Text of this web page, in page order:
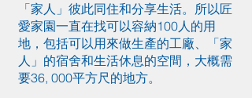
「家人」彼此同住和分享生活。所以匠
愛家園一直在找可以容納100人的用
地，包括可以用來做生產的工廠、「家
人」的宿舍和生活休息的空間，大概需
要36, 000平方尺的地方。